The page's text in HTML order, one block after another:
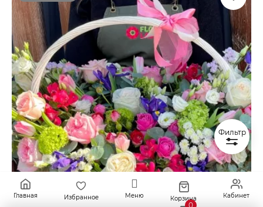
Главная Избранное Меню Корзина
0
Кабинет
Фильтр